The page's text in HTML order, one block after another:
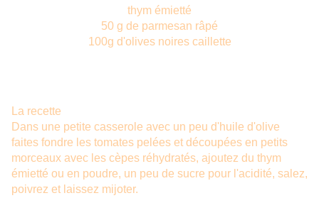
thym émietté
50 g de parmesan râpé
100g d'olives noires caillette
La recette
Dans une petite casserole avec un peu d'huile d'olive
faites fondre les tomates pelées et découpées en petits
morceaux avec les cèpes réhydratés, ajoutez du thym
émietté ou en poudre, un peu de sucre pour l'acidité, salez,
poivrez et laissez mijoter.